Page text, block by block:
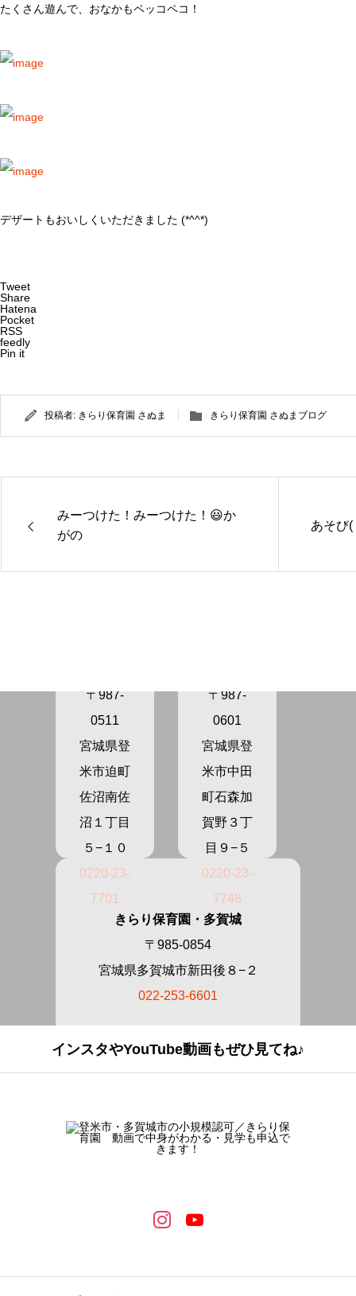
たくさん遊んで、おなかもペッコペコ！
デザートもおいしくいただきました (*^^*)
Tweet
Share
Hatena
Pocket
RSS
feedly
Pin it
投稿者: きらり保育園 さぬま きらり保育園 さぬまブログ
みーつけた！みーつけた！😃か
がの
あそび(
〒987-
0511
宮城県登
米市迫町
佐沼南佐
沼１丁目
５−１０
0220-23-
7701
〒987-
0601
宮城県登
米市中田
町石森加
賀野３丁
目９−５
0220-23-
7748
きらり保育園・多賀城
〒985-0854
宮城県多賀城市新田後８−２
022-253-6601
インスタやYouTube動画もぜひ見てね♪